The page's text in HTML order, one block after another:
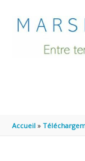
Accueil